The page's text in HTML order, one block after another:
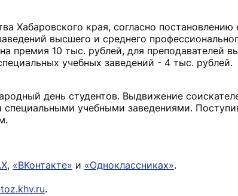
Хабаровского края, согласно постановлению
высшего и среднего
премия 10 тыс. рублей, для преподавателей
учебных заведений - 4 тыс. рублей.
день студентов. Выдвижение
учебными заведениями.
, «ВКонтакте» и «Одноклассниках».
.